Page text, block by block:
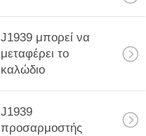
J1939 μπορεί να
μεταφέρει το
καλώδιο
J1939
προσαρμοστής